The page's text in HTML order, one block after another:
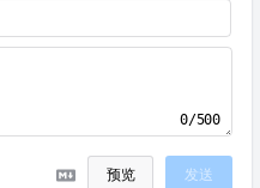
0/500
预览 发送